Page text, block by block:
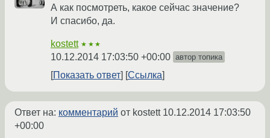
А как посмотреть, какое сейчас значение?
И спасибо, да.
kostett ★★★
10.12.2014 17:03:50 +00:00 автор топика
Показать ответ Ссылка
Ответ на: комментарий от kostett 10.12.2014 17:03:50
+00:00